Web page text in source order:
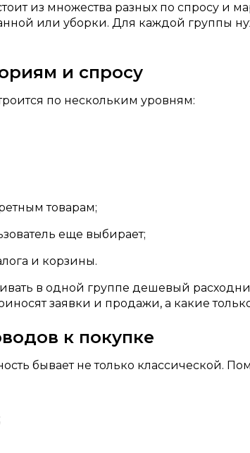
из множества разных по спросу и
или уборки. Для каждой группы
и спросу
по нескольким уровням:
товарам;
еще выбирает;
и корзины.
в одной группе дешевый
заявки и продажи, а какие
к покупке
бывает не только классической.